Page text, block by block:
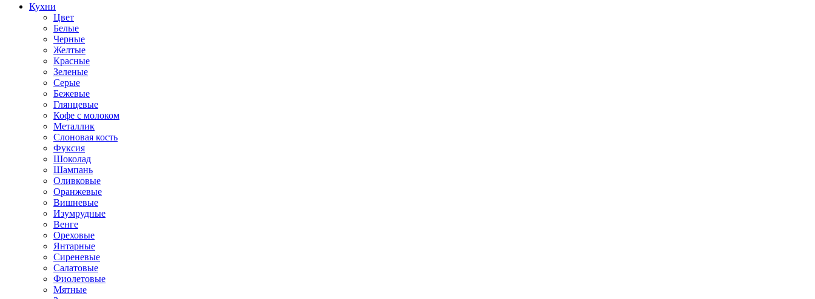
Кухни
Цвет
Белые
Черные
Желтые
Красные
Зеленые
Серые
Бежевые
Глянцевые
Кофе с молоком
Металлик
Слоновая кость
Фуксия
Шоколад
Шампань
Оливковые
Оранжевые
Вишневые
Изумрудные
Венге
Ореховые
Янтарные
Сиреневые
Салатовые
Фиолетовые
Мятные